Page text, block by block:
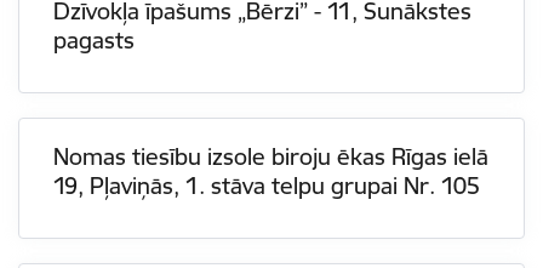
Dzīvokļa īpašums „Bērzi” - 11, Sunākstes
pagasts
Nomas tiesību izsole biroju ēkas Rīgas ielā
19, Pļaviņās, 1. stāva telpu grupai Nr. 105